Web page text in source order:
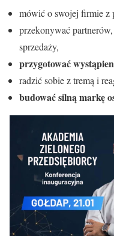
mówić o swojej firmie z
przekonywać
sprzedaży,
przygotować
radzić sobie z tremą i
budować silną markę